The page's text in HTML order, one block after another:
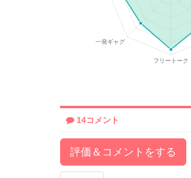
14コメント
評価＆コメントをする